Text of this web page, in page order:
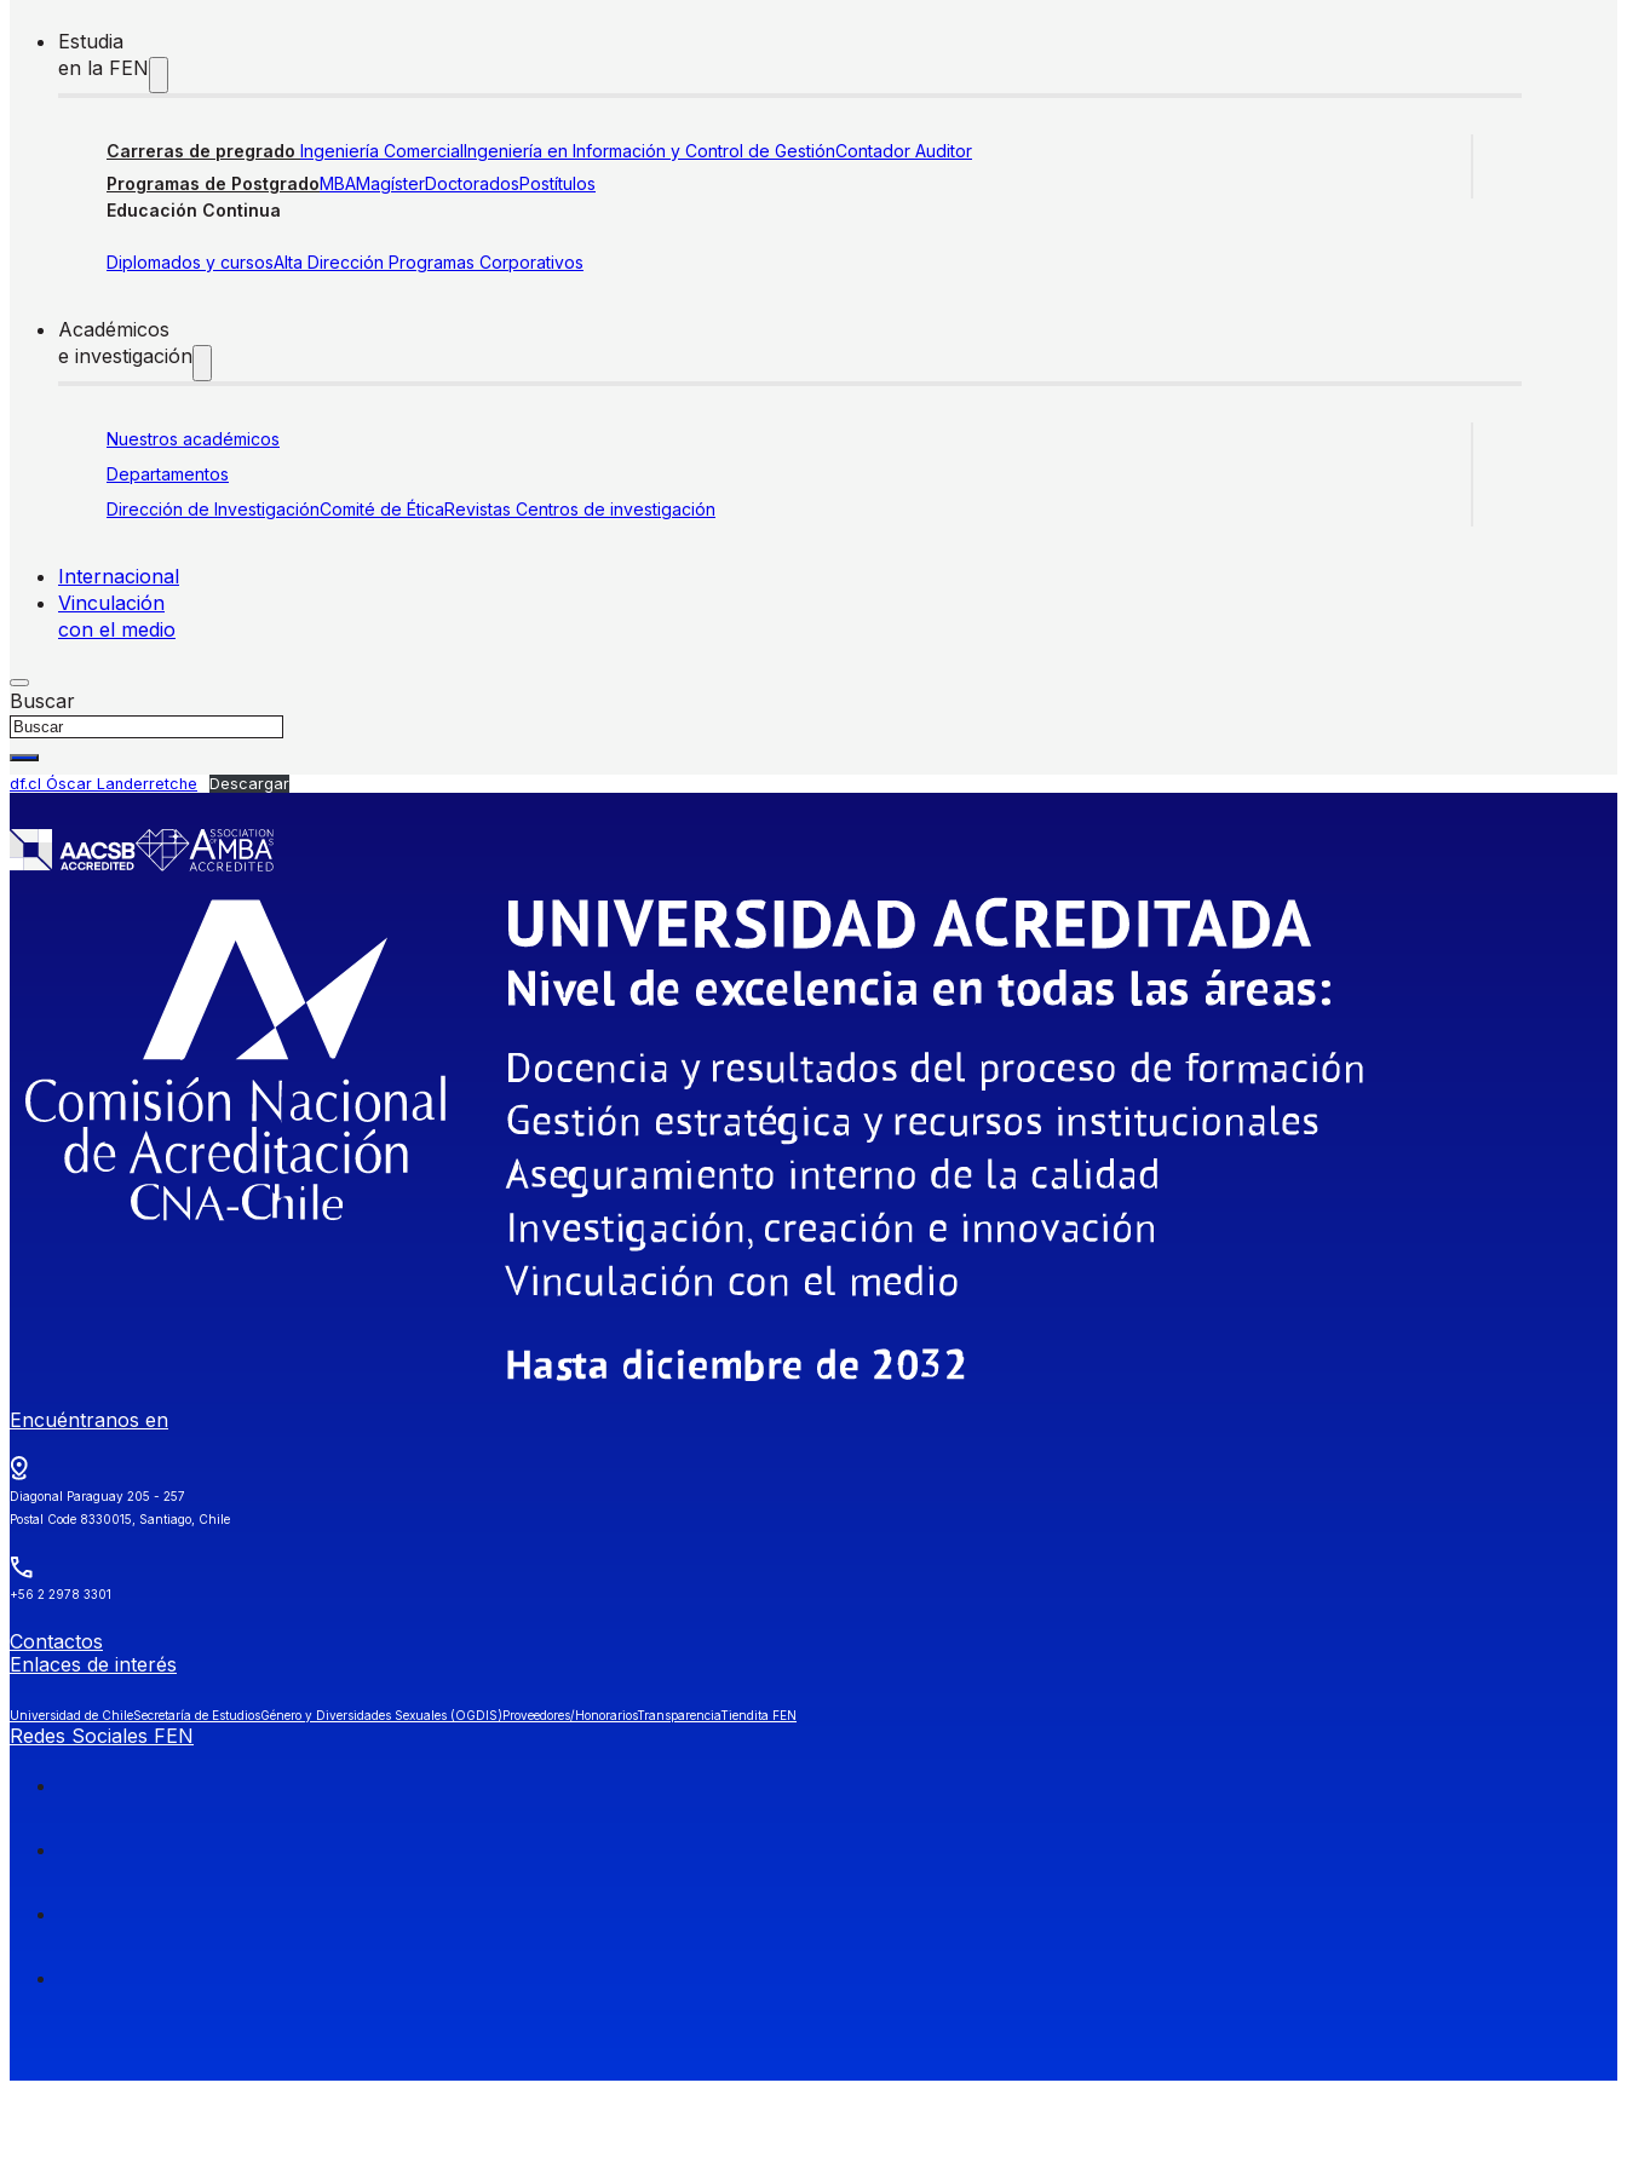
Estudia
en la FEN
Carreras de pregrado Ingeniería ComercialIngeniería en Información y Control de GestiónContador Auditor
Programas de PostgradoMBAMagísterDoctoradosPostítulos
Educación Continua
Diplomados y cursosAlta Dirección Programas Corporativos
Académicos
e investigación
Nuestros académicos
Departamentos
Dirección de InvestigaciónComité de ÉticaRevistas Centros de investigación
Internacional
Vinculación
con el medio
Buscar
df.cl Óscar Landerretche Descargar
Encuéntranos en
Diagonal Paraguay 205 - 257
Postal Code 8330015, Santiago, Chile
+56 2 2978 3301
Contactos
Enlaces de interés
Universidad de ChileSecretaría de EstudiosGénero y Diversidades Sexuales (OGDIS)Proveedores/HonorariosTransparenciaTiendita FEN
Redes Sociales FEN